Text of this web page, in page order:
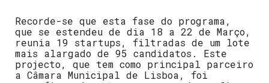
Recorde-se que esta fase do programa,
que se estendeu de dia 18 a 22 de Março,
reunia 19 startups, filtradas de um lote
mais alargado de 95 candidatos. Este
projecto, que tem como principal parceiro
a Câmara Municipal de Lisboa, foi